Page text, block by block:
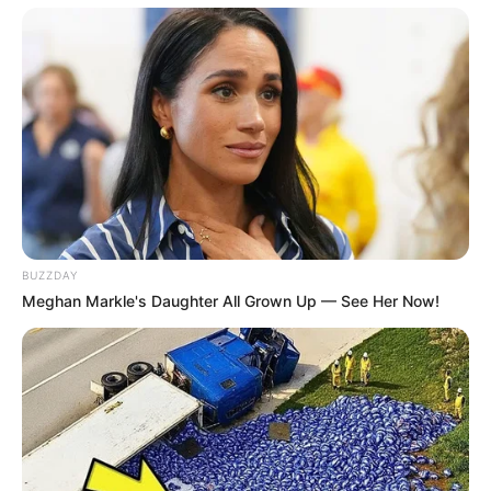
Gros outsiders Quinté+ : profils risqués
mais pas impossibles
Lanaken (6), Omicrone (10), Scandalo (14), Chaldero (17),
Schuman (18)
Lanaken (6) effectue une rentrée après une période de
repos et présente encore du travail à l’entraînement.
Cependant, il retrouve un parcours qu’il apprécie, ce qui
peut compenser son manque de compétition. Ainsi, il doit
prouver qu’il reste capable de rivaliser à ce niveau
exigeant.
Omicrone (10) effectue également une rentrée, ce qui
BUZZDAY
Meghan Markle's Daughter All Grown Up — See Her Now!